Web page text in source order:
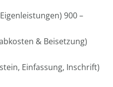
900 –
& Beisetzung)
Einfassung, Inschrift)